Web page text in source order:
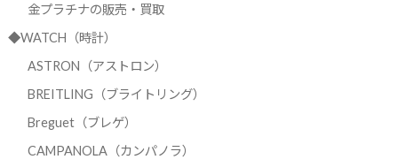
金プラチナの販売・買取
◆WATCH（時計）
ASTRON（アストロン）
BREITLING（ブライトリング）
Breguet（ブレゲ）
CAMPANOLA（カンパノラ）